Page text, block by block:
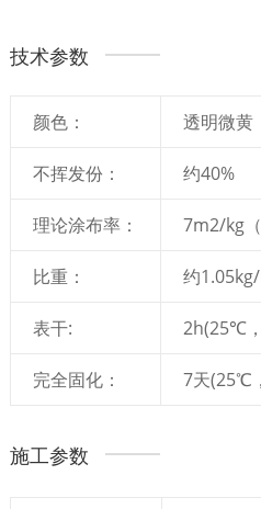
技术参数
颜色： 透明微黄
不挥发份： 约40%
理论涂布率： 7m2/kg
比重： 约
表干: 2h(25℃
完全固化： 7天(25℃
施工参数